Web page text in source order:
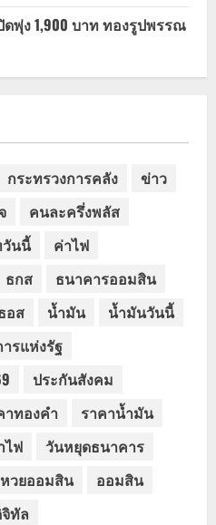
พุ่ง 1,900 บาท ทองรูปพรรณ
กระทรวงการคลัง
ข่าว
คนละครึ่งพลัส
วันนี้
ค่าไฟ
ธกส
ธนาคารออมสิน
อส น้ำมัน
น้ำมันวันนี้
รแห่งรัฐ
ประกันสังคม
าทองคำ
ราคาน้ำมัน
ไฟ
วันหยุดธนาคาร
หวยออมสิน
ออมสิน
ทัล